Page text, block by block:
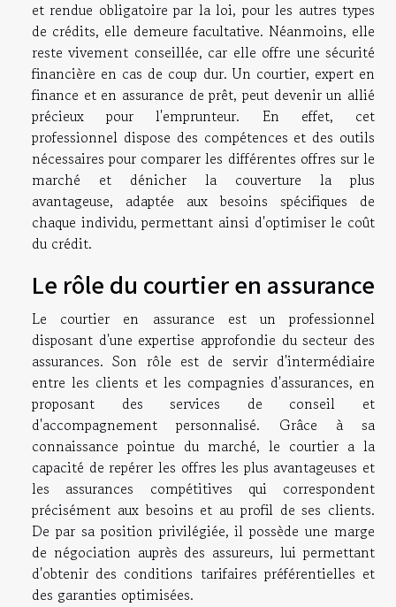
et rendue obligatoire par la loi, pour les autres types
de crédits, elle demeure facultative. Néanmoins, elle
reste vivement conseillée, car elle offre une sécurité
financière en cas de coup dur. Un courtier, expert en
finance et en assurance de prêt, peut devenir un allié
précieux pour l'emprunteur. En effet, cet
professionnel dispose des compétences et des outils
nécessaires pour comparer les différentes offres sur le
marché et dénicher la couverture la plus
avantageuse, adaptée aux besoins spécifiques de
chaque individu, permettant ainsi d'optimiser le coût
du crédit.
Le rôle du courtier en assurance
Le courtier en assurance est un professionnel
disposant d'une expertise approfondie du secteur des
assurances. Son rôle est de servir d'intermédiaire
entre les clients et les compagnies d'assurances, en
proposant des services de conseil et
d'accompagnement personnalisé. Grâce à sa
connaissance pointue du marché, le courtier a la
capacité de repérer les offres les plus avantageuses et
les assurances compétitives qui correspondent
précisément aux besoins et au profil de ses clients.
De par sa position privilégiée, il possède une marge
de négociation auprès des assureurs, lui permettant
d'obtenir des conditions tarifaires préférentielles et
des garanties optimisées.